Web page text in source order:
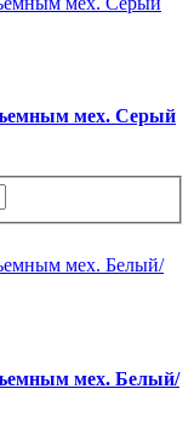
мех. Серый
мех. Белый/